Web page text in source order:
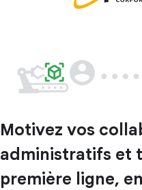
Motivez vos
administratifs et
première ligne,